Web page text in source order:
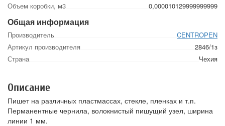
Объем коробки, м3 0,000010129999999999
Общая информация
Производитель
CENTROPEN
Артикул производителя
2846/1з
Страна
Чехия
Описание
Пишет на различных пластмассах, стекле, пленках и т.п.
Перманентные чернила, волокнистый пишущий узел, ширина
линии 1 мм.